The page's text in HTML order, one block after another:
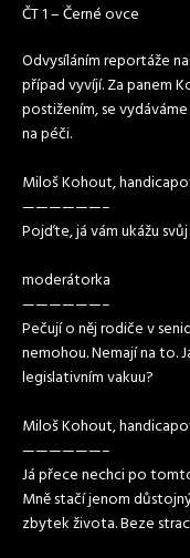
ČT 1 – Černé ovce
Odvysíláním reportáže
případ vyvíjí. Za panem
postižením, se
na péči.
Miloš Kohout,
——————–
Pojďte, já vám ukážu
moderátorka
——————–
Pečují o něj rodiče v
nemohou. Nemají na to.
legislativním vakuu?
Miloš Kohout,
——————–
Já přece nechci po
Mně stačí jenom
zbytek života. Beze